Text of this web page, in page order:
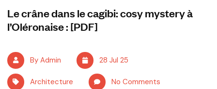
Le crâne dans le cagibi: cosy mystery à
l’Oléronaise : [PDF]
By Admin 28 Jul 25
Architecture No Comments